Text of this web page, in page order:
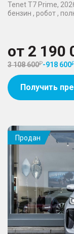
Tenet T7 Prime,
бензин , робот ,
от 2 190
3 108 600 -918 600
Получить
Продан